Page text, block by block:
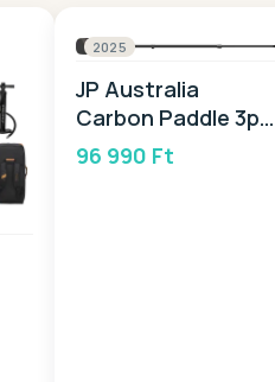
2025
JP Australia
Carbon Paddle 3pc
2025
96 990 Ft